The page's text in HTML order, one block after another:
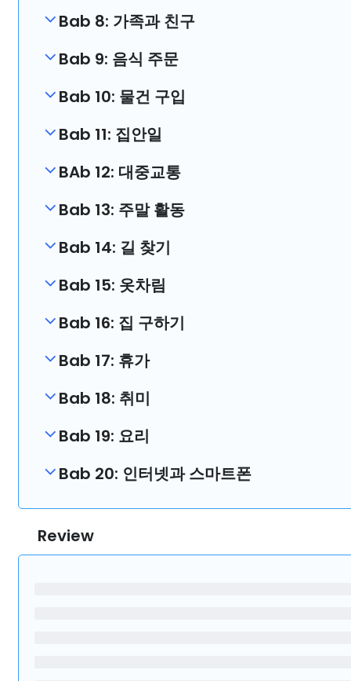
Bab 8: 가족과 친구
Bab 9: 음식 주문
Bab 10: 물건 구입
Bab 11: 집안일
BAb 12: 대중교통
Bab 13: 주말 활동
Bab 14: 길 찾기
Bab 15: 옷차림
Bab 16: 집 구하기
Bab 17: 휴가
Bab 18: 취미
Bab 19: 요리
Bab 20: 인터넷과 스마트폰
Review